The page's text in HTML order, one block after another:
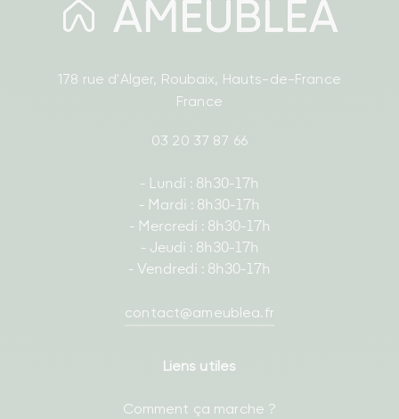
178 rue d'Alger, Roubaix, Hauts-de-France
France
03 20 37 87 66
- Lundi : 8h30-17h
- Mardi : 8h30-17h
- Mercredi : 8h30-17h
- Jeudi : 8h30-17h
- Vendredi : 8h30-17h
contact@ameublea.fr
Liens utiles
Comment ça marche ?